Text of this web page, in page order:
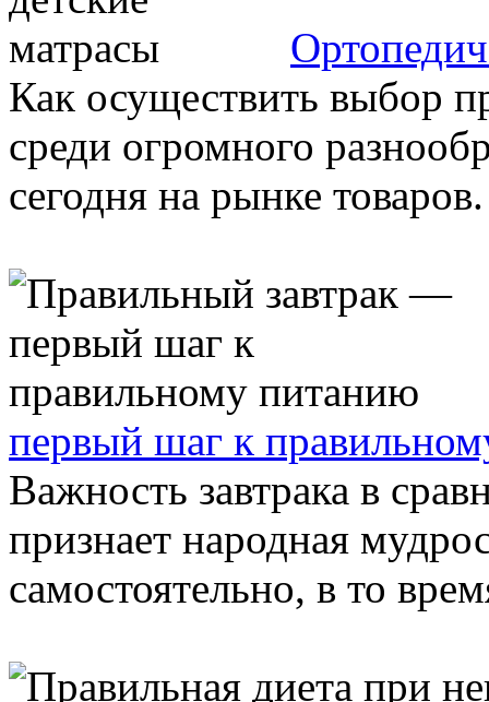
Как осуществить выбор
среди огромного
сегодня на рынке
первый шаг к
Важность завтрака в
признает народная
самостоятельно, в то